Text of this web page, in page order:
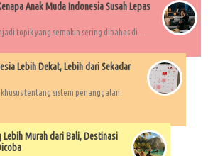
Anak Muda Indonesia Susah Lepas
topik yang semakin sering dibahas di...
Lebih Dekat, Lebih dari Sekadar
tentang sistem penanggalan.
Lebih Murah dari Bali, Destinasi